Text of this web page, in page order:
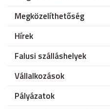
Megközelíthetőség
Hírek
Falusi szálláshelyek
Vállalkozások
Pályázatok